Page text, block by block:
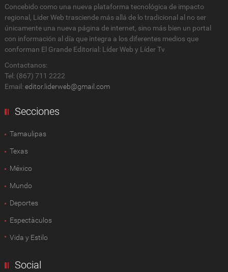
Concebido como una nueva plataforma tecnológica de impacto
regional, Lider Web trasciende más allá de lo tradicional al no ser
únicamente una nueva página de internet, sino más bien un portal
con información al día que integra a los diferentes medios que
conforman El Grande Editorial: Líder Web y Líder Tv
Contactanos:
Tel: (867) 711 2222
Email: editor.liderweb@gmail.com
Secciones
Tamaulipas
Texas
México
Mundo
Deportes
Espectàculos
Vida y Estilo
Social